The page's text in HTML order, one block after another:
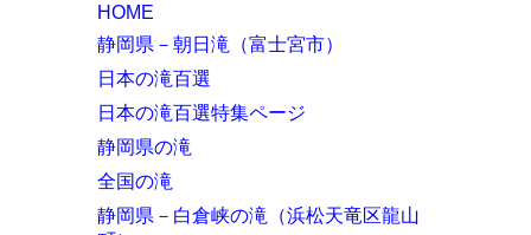
HOME
静岡県－朝日滝（富士宮市）
日本の滝百選
日本の滝百選特集ページ
静岡県の滝
全国の滝
静岡県－白倉峡の滝（浜松天竜区龍山